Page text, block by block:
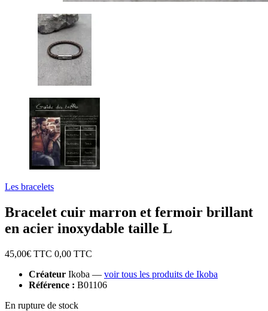
Les bracelets
Bracelet cuir marron et fermoir brillant
en acier inoxydable taille L
45,00€ TTC 0,00 TTC
Créateur Ikoba — voir tous les produits de Ikoba
Référence : B01106
En rupture de stock